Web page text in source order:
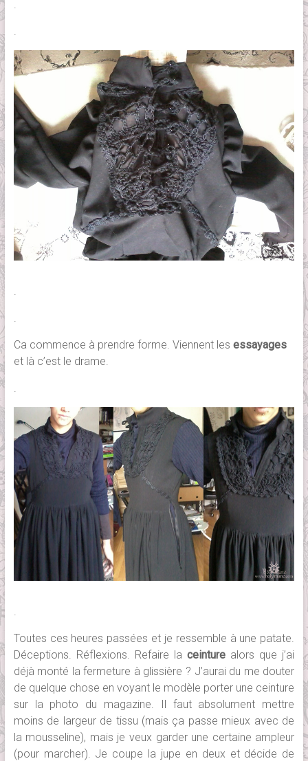
.
.
.
.
Ca commence à prendre forme. Viennent les essayages
et là c’est le drame.
.
Toutes ces heures passées et je ressemble à une patate.
Déceptions. Réflexions. Refaire laceinture alors que j’ai
déjà monté la fermeture à glissière ? J’aurai du me douter
de quelque chose en voyant le modèle porter une ceinture
sur la photo du magazine. Il faut absolument mettre
moins de largeur de tissu (mais ça passe mieux avec de
la mousseline), mais je veux garder une certaine ampleur
(pour marcher). Je coupe la jupe en deux et décide de